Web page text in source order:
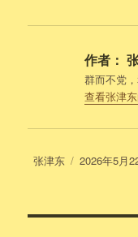
作者：
群而不党
查看张津
作
张津东
发
2026年5月